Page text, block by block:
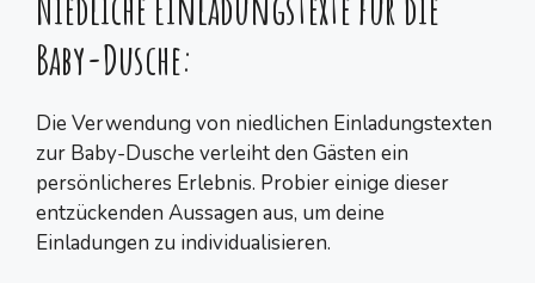
Baby-Dusche:
Die Verwendung von niedlichen Einladungstexten
zur Baby-Dusche verleiht den Gästen ein
persönlicheres Erlebnis. Probier einige dieser
entzückenden Aussagen aus, um deine
Einladungen zu individualisieren.